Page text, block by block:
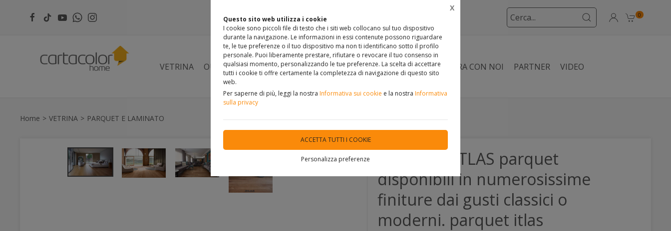
Questo sito web utilizza i cookie
I cookie sono piccoli file di testo che i siti web collocano sul tuo dispositivo
durante la navigazione. Le informazioni in essi contenute possono riguardare
te, le tue preferenze o il tuo dispositivo ma non ti identificano sotto il profilo
personale. Puoi liberamente prestare, rifiutare o revocare il tuo consenso in
qualsiasi momento, personalizzando le tue preferenze. La scelta di accettare
tutti i cookie ti offre certamente la completezza di navigazione di questo sito
web.
Per saperne di più, leggi la nostra Informativa sui cookie e la nostra Informativa
sulla privacy
ACCETTA TUTTI I COOKIE
Personalizza preferenze
X
0
VETRINA OUTLET COME RAGGIUNGERCI CONTATTO PROFILO LAVORA CON NOI PARTNER VIDEO
Home VETRINA PARQUET E LAMINATO
PARQUET ITLAS parquet
disponibili in numerosissime
finiture dai gusti classici o
moderni. parquet itlas